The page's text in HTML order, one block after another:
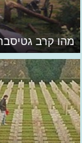
מהו קרב